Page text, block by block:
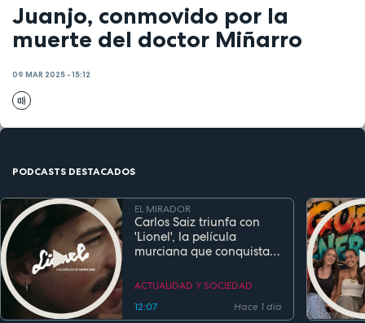
Juanjo, conmovido por la
muerte del doctor Miñarro
09 MAR 2025 - 15:12
PODCASTS DESTACADOS
EL MIRADOR
Carlos Saiz triunfa con
'Lionel', la película
murciana que conquista
estreno
ACTUALIDAD Y SOCIEDAD
12:07
Hace 1 día